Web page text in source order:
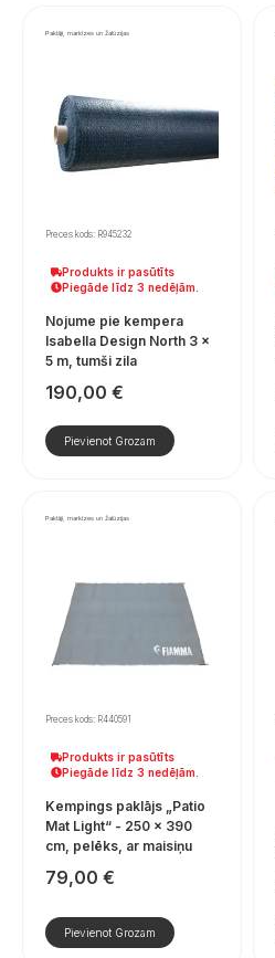
Paklāji, markīzes un žalūzijas
Preces kods: R945232
Produkts ir pasūtīts
Piegāde līdz 3 nedēļām.
Nojume pie kempera
Isabella Design North 3 ×
5 m, tumši zila
190,00 €
Pievienot Grozam
Paklāji, markīzes un žalūzijas
Preces kods: R440591
Produkts ir pasūtīts
Piegāde līdz 3 nedēļām.
Kempings paklājs „Patio
Mat Light“ - 250 × 390
cm, pelēks, ar maisiņu
79,00 €
Pievienot Grozam